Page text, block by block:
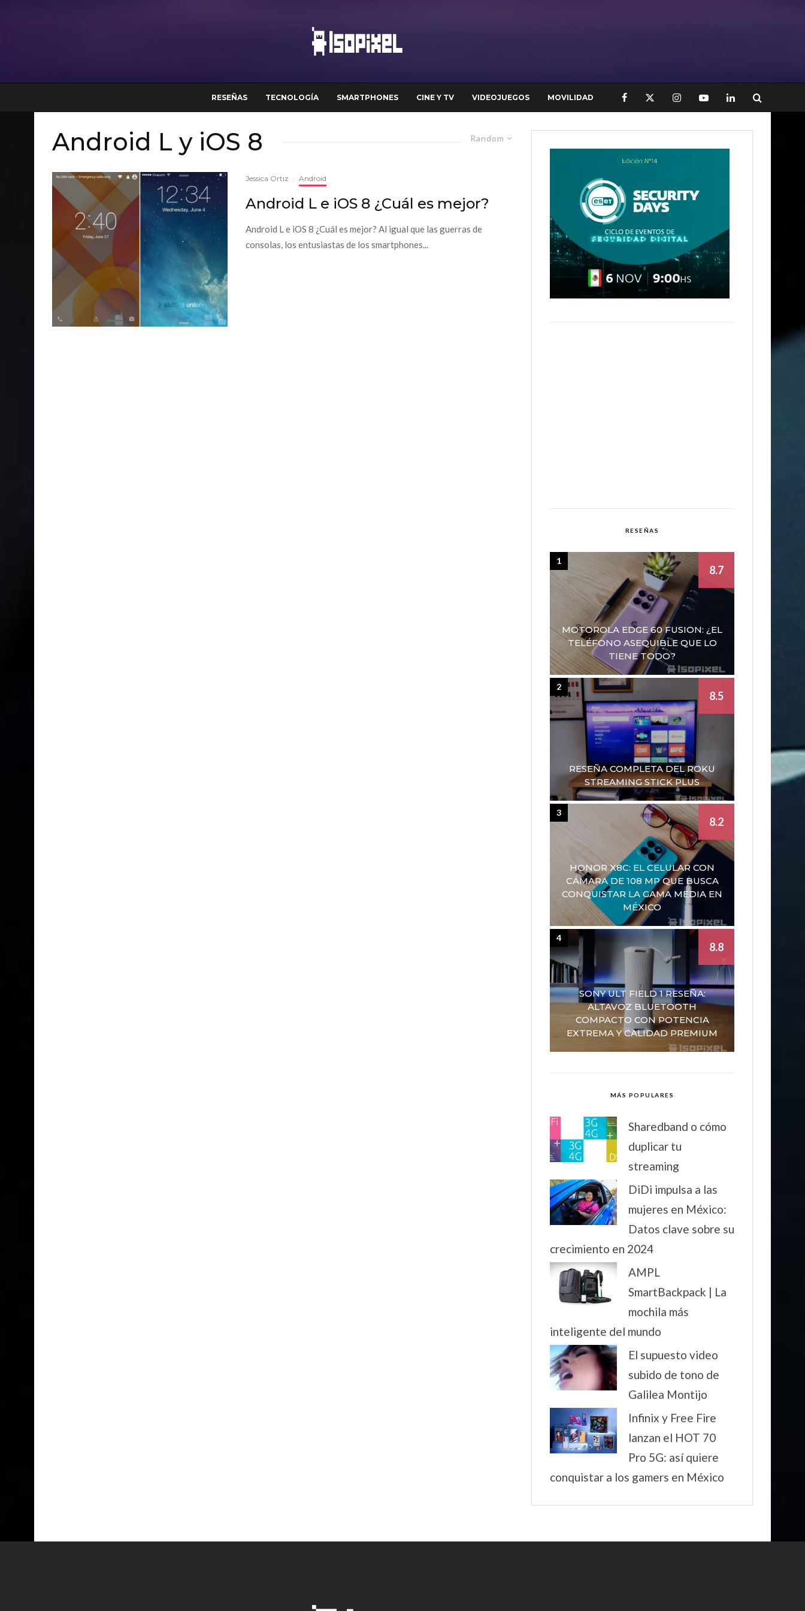
RESEÑAS TECNOLOGÍA SMARTPHONES CINE Y TV VIDEOJUEGOS MOVILIDAD
Random
Android L y iOS 8
Jessica Ortiz · Android
Android L e iOS 8 ¿Cuál es mejor?
Android L e iOS 8 ¿Cuál es mejor? Al igual que las guerras de
consolas, los entusiastas de los smartphones...
RESEÑAS
MOTOROLA EDGE 60 FUSION: ¿EL
TELÉFONO ASEQUIBLE QUE LO
TIENE TODO?
8.7
1
RESEÑA COMPLETA DEL ROKU
STREAMING STICK PLUS
8.5
2
HONOR X8C: EL CELULAR CON
CÁMARA DE 108 MP QUE BUSCA
CONQUISTAR LA GAMA MEDIA EN
MÉXICO
8.2
3
SONY ULT FIELD 1 RESEÑA:
ALTAVOZ BLUETOOTH
COMPACTO CON POTENCIA
EXTREMA Y CALIDAD PREMIUM
8.8
4
MÁS POPULARES
Sharedband o cómo
duplicar tu
streaming
DiDi impulsa a las
mujeres en México:
Datos clave sobre su
crecimiento en 2024
AMPL
SmartBackpack | La
mochila más
inteligente del mundo
El supuesto video
subido de tono de
Galilea Montijo
Infinix y Free Fire
lanzan el HOT 70
Pro 5G: así quiere
conquistar a los gamers en México